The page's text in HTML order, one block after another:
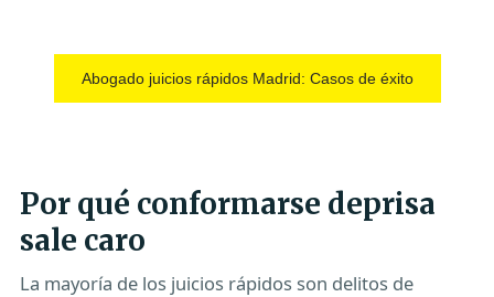
Abogado juicios rápidos Madrid: Casos de éxito
Por qué conformarse deprisa
sale caro
La mayoría de los juicios rápidos son delitos de